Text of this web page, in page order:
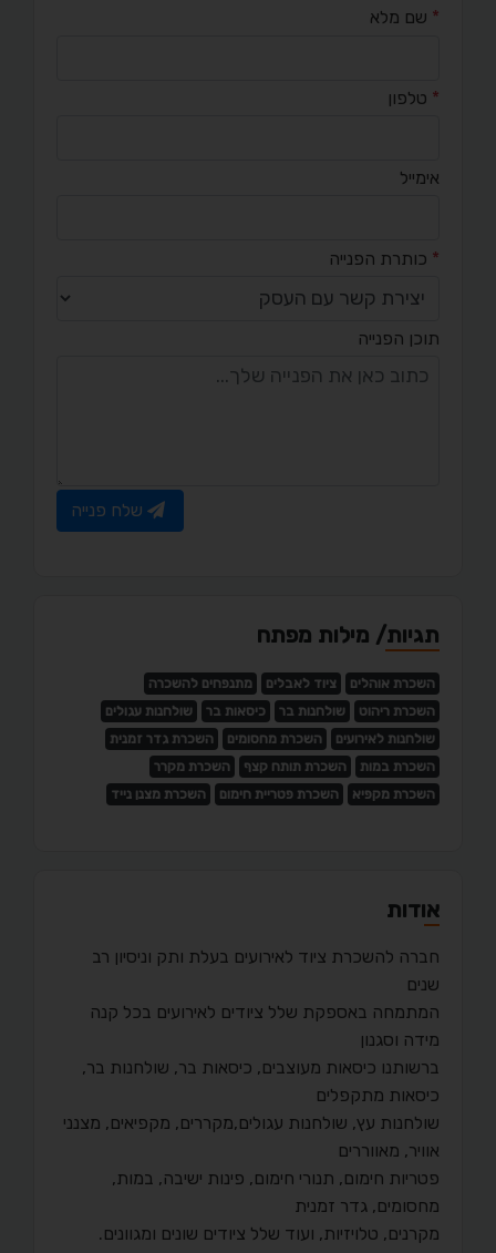
* שם מלא
* טלפון
אימייל
* כותרת הפנייה
תוכן הפנייה
שלח פנייה
תגיות/ מילות מפתח
השכרת אוהלים ציוד לאבלים
מתנפחים להשכרה
השכרת ריהוט
שולחנות בר כיסאות בר
שולחנות עגולים
שולחנות לאירועים
השכרת מחסומים
השכרת גדר זמנית
השכרת במות
השכרת תותח קצף
השכרת מקרר
השכרת מקפיא
השכרת פטריית חימום השכרת מצנן נייד
אודות
חברה להשכרת ציוד לאירועים בעלת ותק וניסיון רב
שנים
המתמחה באספקת שלל ציודים לאירועים בכל קנה
מידה וסגנון
ברשותנו כיסאות מעוצבים, כיסאות בר, שולחנות בר,
כיסאות מתקפלים
שולחנות עץ, שולחנות עגולים,מקררים, מקפיאים, מצנני
אוויר, מאווררים
פטריות חימום, תנורי חימום, פינות ישיבה, במות,
מחסומים, גדר זמנית
מקרנים, טלויזיות, ועוד שלל ציודים שונים ומגוונים.